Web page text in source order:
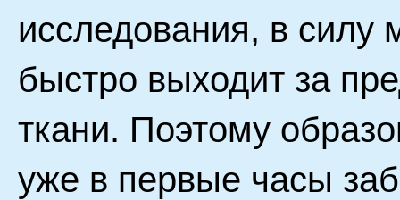
исследования, в
быстро выходит за
ткани. Поэтому
уже в первые часы